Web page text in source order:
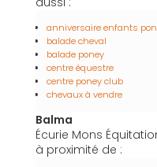
anniversaire enfants
balade cheval
balade poney
centre équestre
centre poney club
chevaux à vendre
Balma
Écurie Mons
à proximité de :